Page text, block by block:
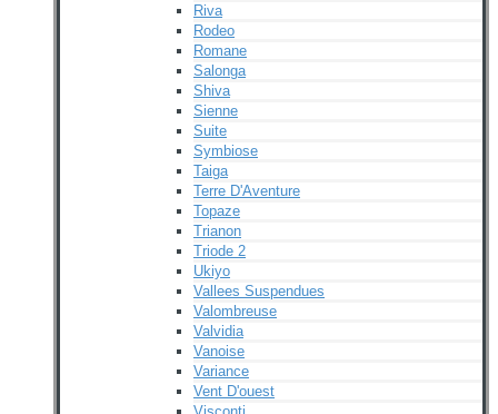
Riva
Rodeo
Romane
Salonga
Shiva
Sienne
Suite
Symbiose
Taiga
Terre D'Aventure
Topaze
Trianon
Triode 2
Ukiyo
Vallees Suspendues
Valombreuse
Valvidia
Vanoise
Variance
Vent D'ouest